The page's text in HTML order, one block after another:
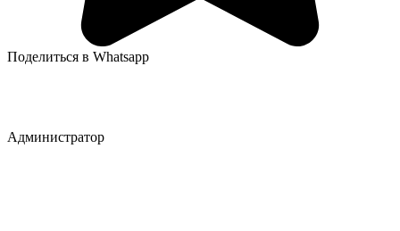
Поделиться в Whatsapp
Администратор